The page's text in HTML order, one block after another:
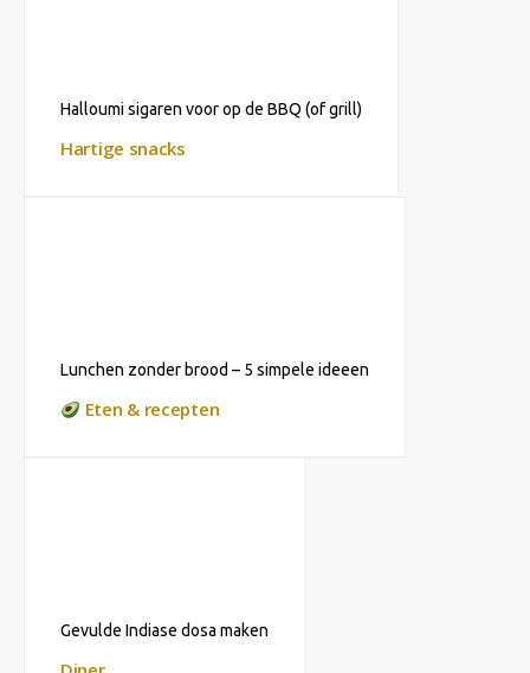
Halloumi sigaren voor op de BBQ (of grill)
Hartige snacks
Lunchen zonder brood – 5 simpele ideeen
Eten & recepten
Gevulde Indiase dosa maken